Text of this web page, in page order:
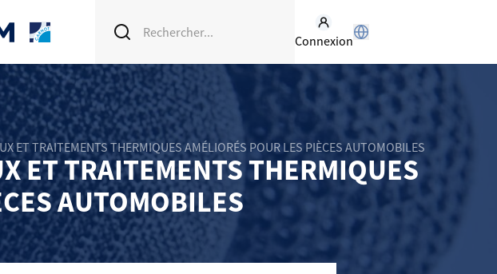
Connexion
ET TRAITEMENTS THERMIQUES AMÉLIORÉS POUR LES PIÈCES AUTOMOBILES
ET TRAITEMENTS THERMIQUES
AUTOMOBILES